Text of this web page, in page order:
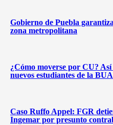
Gobierno de Puebla
zona metropolitana
¿Cómo moverse por CU?
nuevos estudiantes de la
Caso Ruffo Appel: FGR
Ingemar por presunto